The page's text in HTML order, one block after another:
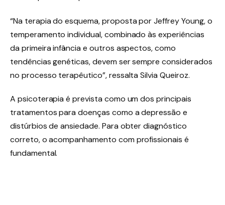
“Na terapia do esquema, proposta por Jeffrey Young, o
temperamento individual, combinado às experiências
da primeira infância e outros aspectos, como
tendências genéticas, devem ser sempre considerados
no processo terapêutico”, ressalta Silvia Queiroz.
A psicoterapia é prevista como um dos principais
tratamentos para doenças como a depressão e
distúrbios de ansiedade. Para obter diagnóstico
correto, o acompanhamento com profissionais é
fundamental.